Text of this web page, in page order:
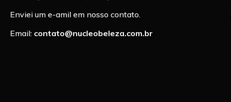
Enviei um e-amil em nosso contato.
Email: contato@nucleobeleza.com.br